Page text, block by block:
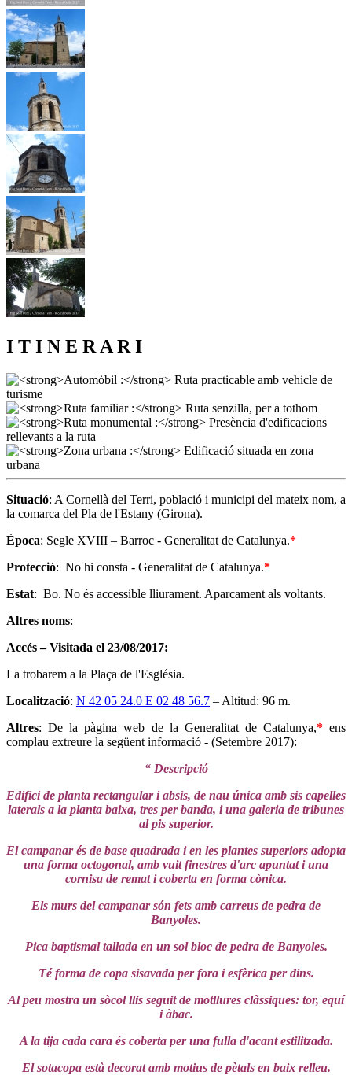
I T I N E R A R I
Situació: A Cornellà del Terri, població i municipi del mateix nom, a
la comarca del Pla de l'Estany (Girona).
Època: Segle XVIII – Barroc - Generalitat de Catalunya.*
Protecció: No hi consta - Generalitat de Catalunya.*
Estat: Bo. No és accessible lliurament. Aparcament als voltants.
Altres noms:
Accés – Visitada el 23/08/2017:
La trobarem a la Plaça de l'Església.
Localització: N 42 05 24.0 E 02 48 56.7 – Altitud: 96 m.
Altres: De la pàgina web de la Generalitat de Catalunya,*ens
complau extreure la següent informació - (Setembre 2017):
“ Descripció
Edifici de planta rectangular i absis, de nau única amb sis capelles
laterals a la planta baixa, tres per banda, i una galeria de tribunes
al pis superior.
El campanar és de base quadrada i en les plantes superiors adopta
una forma octogonal, amb vuit finestres d'arc apuntat i una
cornisa de remat i coberta en forma cònica.
Els murs del campanar són fets amb carreus de pedra de
Banyoles.
Pica baptismal tallada en un sol bloc de pedra de Banyoles.
Té forma de copa sisavada per fora i esfèrica per dins.
Al peu mostra un sòcol llis seguit de motllures clàssiques: tor, equí
i àbac.
A la tija cada cara és coberta per una fulla d'acant estilitzada.
El sotacopa està decorat amb motius de pètals en baix relleu.